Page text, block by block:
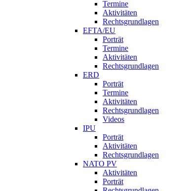
Termine
Aktivitäten
Rechtsgrundlagen
EFTA/EU
Porträt
Termine
Aktivitäten
Rechtsgrundlagen
ERD
Porträt
Termine
Aktivitäten
Rechtsgrundlagen
Videos
IPU
Porträt
Aktivitäten
Rechtsgrundlagen
NATO PV
Aktivitäten
Porträt